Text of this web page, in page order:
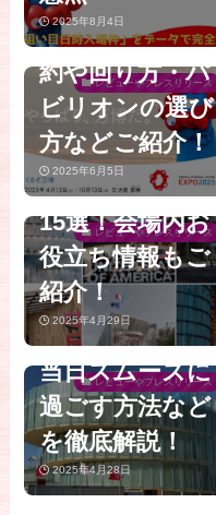
2025年8月4日
レビューやプレスリリース
完全ガイド│予
約や回り方・パ
ビリオンの選び
方などご紹介！
2025年6月5日
レビューやプレスリリース
【大阪・関西万
博】絶対行くべ
き！海外パビリ
オン＆レストラ
ンおすすめ人気
15選！会場内お
役立ち情報もご
紹介！
2025年4月29日
レビューやプレスリリース
【大阪・関西万
博】予約なし・
ありパビリオン
一覧ガイド│事
前準備リストや
当日スムーズに
過ごす方法など
を徹底解説！
2025年4月28日